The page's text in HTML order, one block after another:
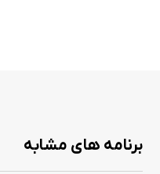
برنامه های مشابه